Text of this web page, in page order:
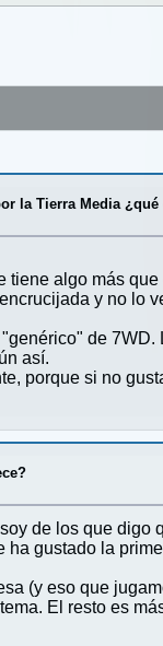
la Tierra Media ¿qué
algo más
y no lo
de
así.
porque si no
de los que
ha gustado la
(y eso que
El resto es